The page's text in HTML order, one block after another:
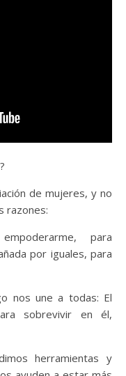
de mujeres, y no
razones:
para
por iguales, para
nos une a todas: El
sobrevivir en él,
herramientas y